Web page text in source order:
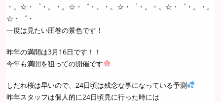
・。☆・゜・。・。☆・゜・。・。☆・゜・。・。☆・゜・。・。
☆・゜・
一度は見たい圧巻の景色です！
昨年の満開は3月16日です！！
今年も満開を狙っての開催です
しだれ桜は早いので、24日頃は残念な事になっている予測
昨年スタッフは個人的に24日頃見に行った時には